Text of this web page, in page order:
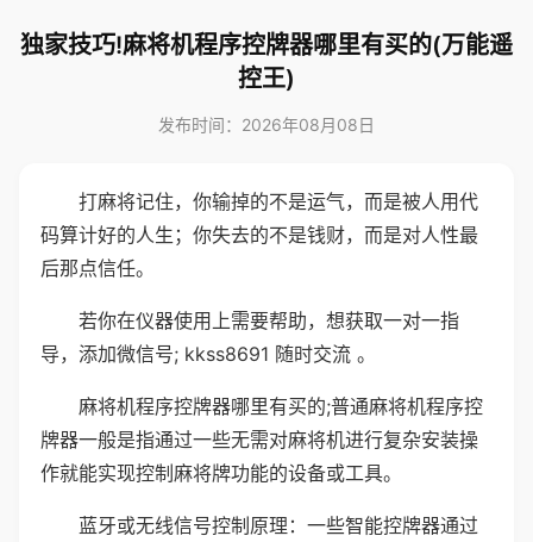
独家技巧!麻将机程序控牌器哪里有买的(万能遥
控王)
发布时间：2026年08月08日
打麻将记住，你输掉的不是运气，而是被人用代
码算计好的人生；你失去的不是钱财，而是对人性最
后那点信任。
若你在仪器使用上需要帮助，想获取一对一指
导，添加微信号; kkss8691 随时交流 。
麻将机程序控牌器哪里有买的;普通麻将机程序控
牌器一般是指通过一些无需对麻将机进行复杂安装操
作就能实现控制麻将牌功能的设备或工具。
蓝牙或无线信号控制原理：一些智能控牌器通过